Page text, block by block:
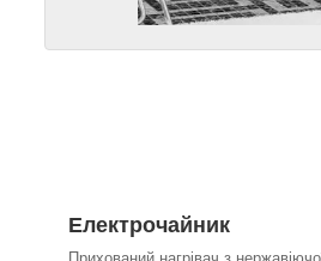
Електрочайник